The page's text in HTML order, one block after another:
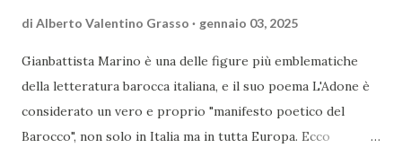
di Alberto Valentino Grasso gennaio 03, 2025
Gianbattista Marino è una delle figure più emblematiche
della letteratura barocca italiana, e il suo poema L'Adone è
considerato un vero e proprio "manifesto poetico del
Barocco", non solo in Italia ma in tutta Europa. Ecco